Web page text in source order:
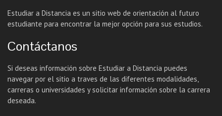
Estudiar a Distancia es un sitio web de orientación al futuro
estudiante para encontrar la mejor opción para sus estudios.
Contáctanos
Si deseas información sobre Estudiar a Distancia puedes
navegar por el sitio a traves de las diferentes modalidades,
carreras o universidades y solicitar información sobre la carrera
deseada.